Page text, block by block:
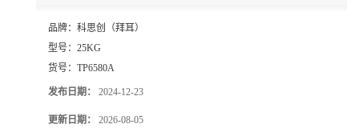
品牌： 科思创（拜耳）
型号： 25KG
货号： TP6580A
发布日期： 2024-12-23
更新日期： 2026-08-05